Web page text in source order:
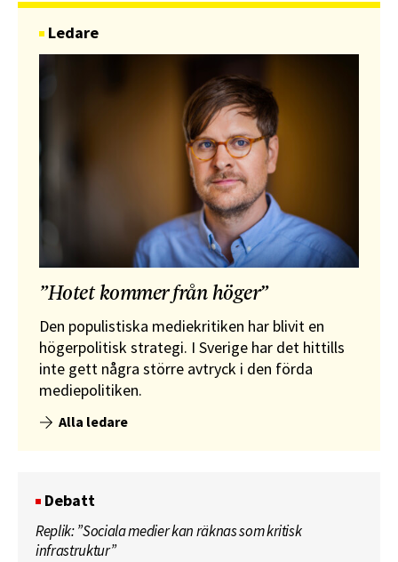
Ledare
”Hotet kommer från höger”
Den populistiska mediekritiken har blivit en
högerpolitisk strategi. I Sverige har det hittills
inte gett några större avtryck i den förda
mediepolitiken.
Alla ledare
Debatt
Replik: ”Sociala medier kan räknas som kritisk
infrastruktur”